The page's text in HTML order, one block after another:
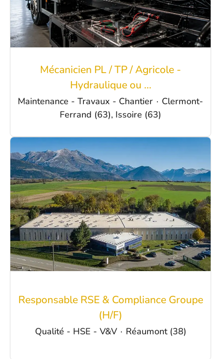
Mécanicien PL / TP / Agricole -
Hydraulique ou ...
Maintenance - Travaux - Chantier · Clermont-
Ferrand (63), Issoire (63)
Responsable RSE & Compliance Groupe
(H/F)
Qualité - HSE - V&V · Réaumont (38)